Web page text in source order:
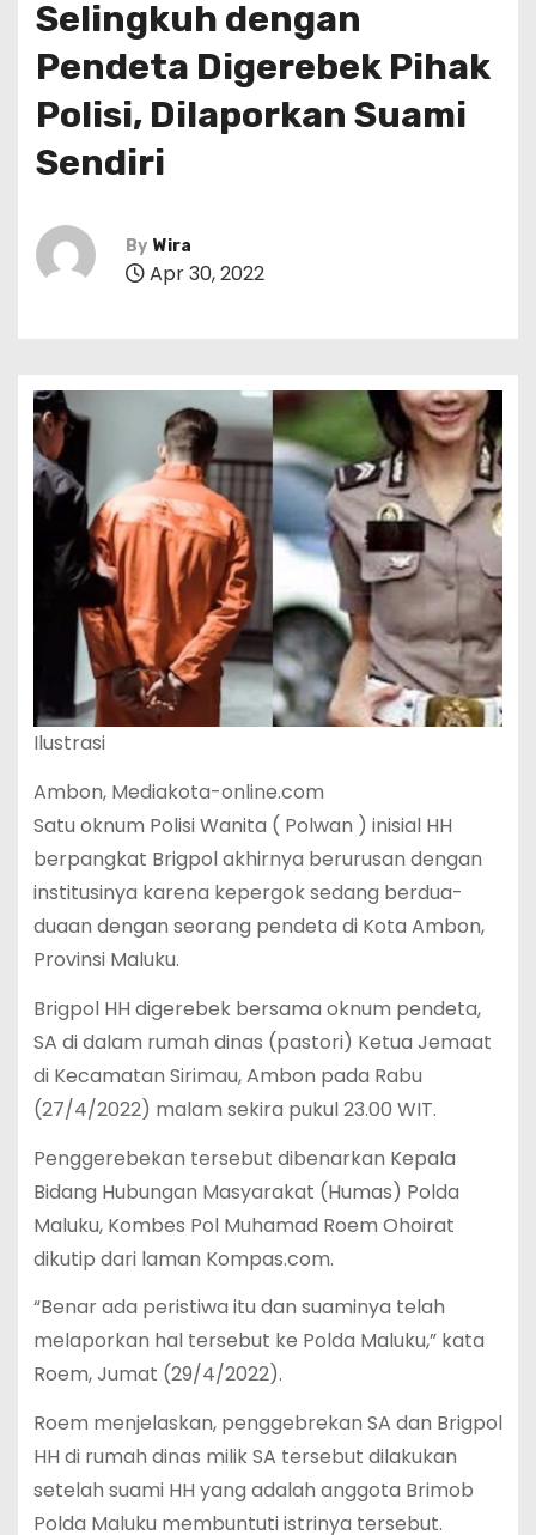
Selingkuh dengan
Pendeta Digerebek Pihak
Polisi, Dilaporkan Suami
Sendiri
By Wira
Apr 30, 2022
Ilustrasi
Ambon, Mediakota-online.com
Satu oknum Polisi Wanita ( Polwan ) inisial HH
berpangkat Brigpol akhirnya berurusan dengan
institusinya karena kepergok sedang berdua-
duaan dengan seorang pendeta di Kota Ambon,
Provinsi Maluku.
Brigpol HH digerebek bersama oknum pendeta,
SA di dalam rumah dinas (pastori) Ketua Jemaat
di Kecamatan Sirimau, Ambon pada Rabu
(27/4/2022) malam sekira pukul 23.00 WIT.
Penggerebekan tersebut dibenarkan Kepala
Bidang Hubungan Masyarakat (Humas) Polda
Maluku, Kombes Pol Muhamad Roem Ohoirat
dikutip dari laman Kompas.com.
“Benar ada peristiwa itu dan suaminya telah
melaporkan hal tersebut ke Polda Maluku,” kata
Roem, Jumat (29/4/2022).
Roem menjelaskan, penggebrekan SA dan Brigpol
HH di rumah dinas milik SA tersebut dilakukan
setelah suami HH yang adalah anggota Brimob
Polda Maluku membuntuti istrinya tersebut.